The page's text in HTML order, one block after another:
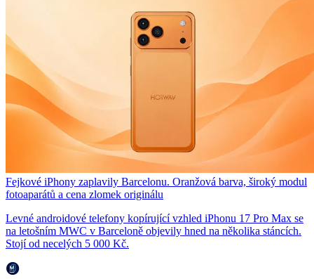
Fejkové iPhony zaplavily Barcelonu. Oranžová barva, široký modul
fotoaparátů a cena zlomek originálu
Levné androidové telefony kopírující vzhled iPhonu 17 Pro Max se
na letošním MWC v Barceloně objevily hned na několika stáncích.
Stojí od necelých 5 000 Kč.